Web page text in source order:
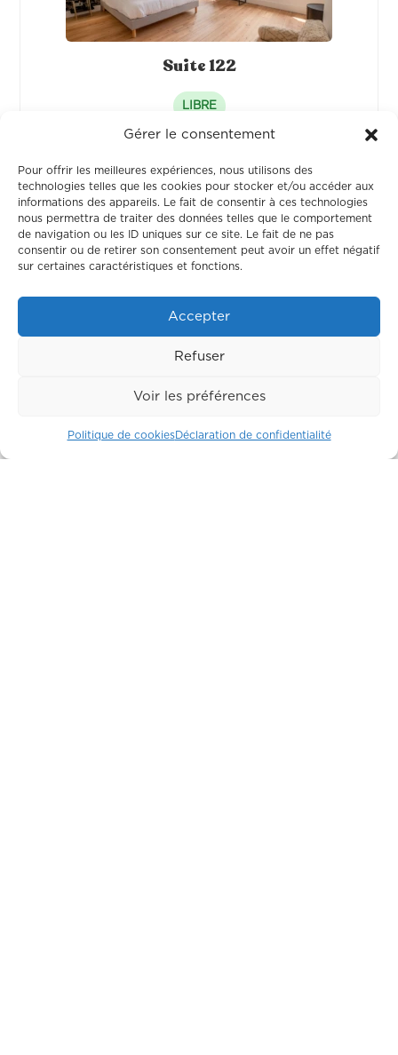
Gérer le consentement
Pour offrir les meilleures expériences, nous utilisons des
technologies telles que les cookies pour stocker et/ou accéder aux
informations des appareils. Le fait de consentir à ces technologies
nous permettra de traiter des données telles que le comportement
de navigation ou les ID uniques sur ce site. Le fait de ne pas
consentir ou de retirer son consentement peut avoir un effet négatif
sur certaines caractéristiques et fonctions.
Accepter
Refuser
Voir les préférences
Politique de cookiesDéclaration de confidentialité
Suite 122
LIBRE